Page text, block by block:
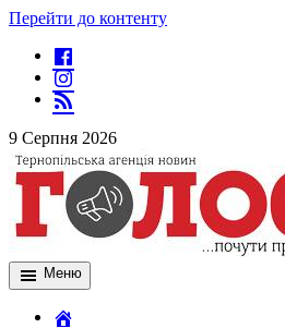
Перейти до контенту
9 Серпня 2026
Меню